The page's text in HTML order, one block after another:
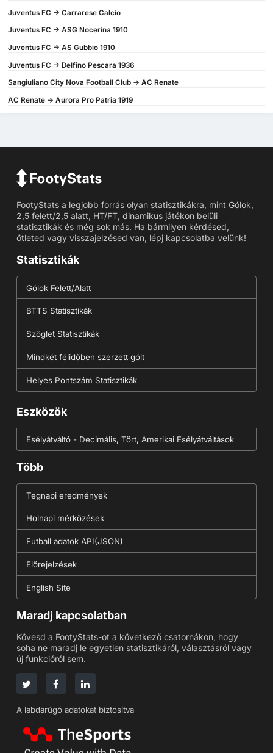
Juventus FC -> Carrarese Calcio
Juventus FC -> ASG Nocerina 1910
Juventus FC -> AS Gubbio 1910
Juventus FC -> Delfino Pescara 1936
Sangiuliano City Nova Football Club -> AC Renate
AC Renate -> Aurora Pro Patria 1919
FootyStats a legjobb forrás olyan statisztikákra, mint Gólok,
2,5 felett/2,5 alatt, HT/FT, dinamikus játékon belüli
statisztikák és még sok más. Ha bármilyen kérdésed,
ötleted vagy visszajelzésed van, lépj kapcsolatba velünk!
Statisztikák
Gólok Felett/Alatt
BTTS Statisztikák
Szöglet Statisztikák
Mindkét félidőben szerzett gólt
Helyes Pontszám Statisztikák
Eszközök
Esélyátváltó - Decimális, Tört, Amerikai Esélyátváltások
Több
Tegnapi eredmények
Holnapi mérkőzések
Futball adatok API(JSON)
Előrejelzések
English Site
Maradj kapcsolatban
Kövesd a FootyStats-ot a következő csatornákon, hogy
soha ne maradj le egyetlen statisztikáról, választásról vagy
új funkcióról sem.
A labdarúgó adatokat biztosítva